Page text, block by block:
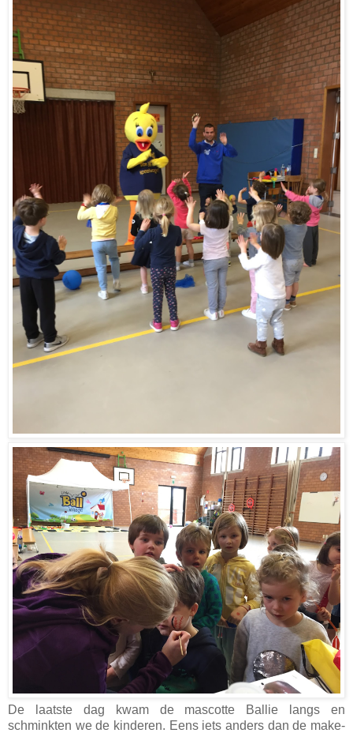
De laatste dag kwam de mascotte Ballie langs en
schminkten we de kinderen. Eens iets anders dan de make-